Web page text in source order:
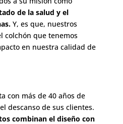
de la salud y el
Y, es que, nuestros
colchón que tenemos
en nuestra calidad de
con más de 40 años de
descanso de sus clientes.
combinan el diseño con